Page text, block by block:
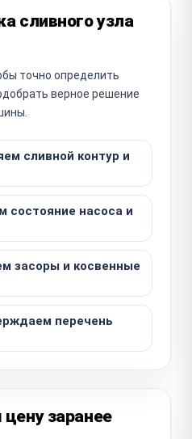
сливного узла
точно определить
верное решение
сливной контур и
состояние насоса и
засоры и косвенные
перечень
заранее